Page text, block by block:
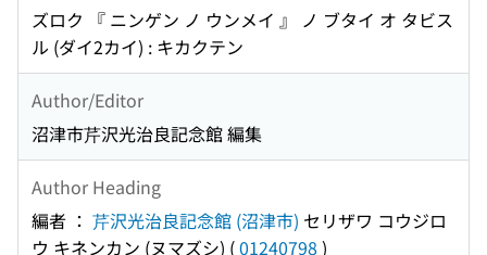
ズロク 『 ニンゲン ノ ウンメイ 』 ノ ブタイ オ タビス
ル (ダイ2カイ) : キカクテン
Author/Editor
沼津市芹沢光治良記念館 編集
Author Heading
編者 ： 芹沢光治良記念館 (沼津市) セリザワ コウジロ
ウ キネンカン (ヌマズシ) (01240798 )